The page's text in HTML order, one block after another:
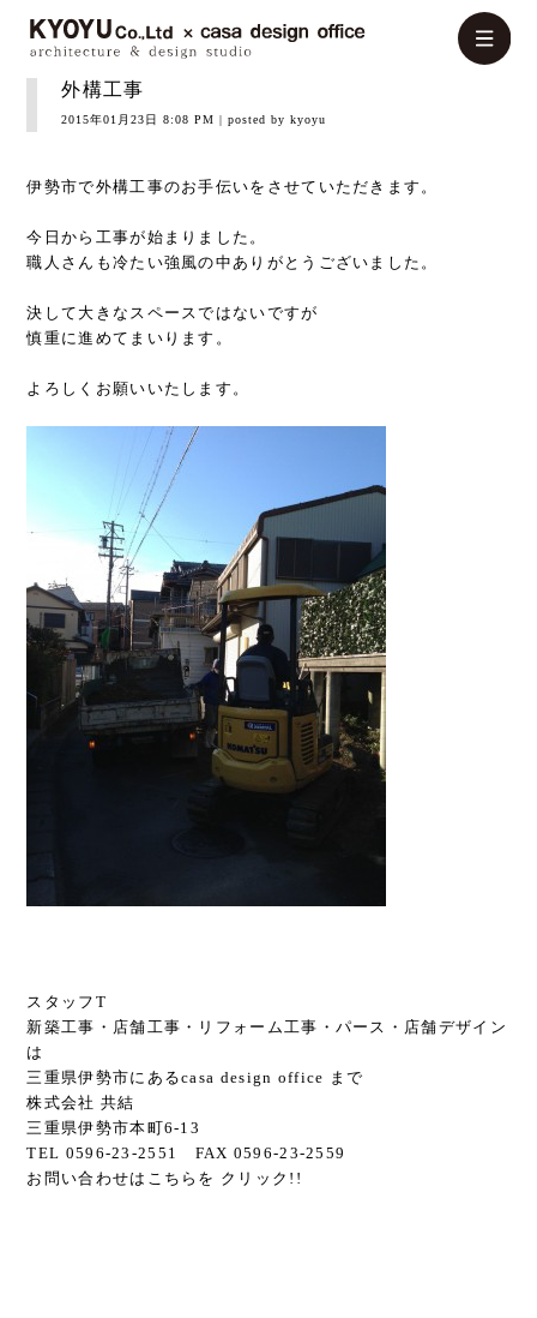
外構工事
2015年01月23日 8:08 PM | posted by kyoyu
伊勢市で外構工事のお手伝いをさせていただきます。
今日から工事が始まりました。
職人さんも冷たい強風の中ありがとうございました。
決して大きなスペースではないですが
慎重に進めてまいります。
よろしくお願いいたします。
スタッフT
新築工事・店舗工事・リフォーム工事・パース・店舗デザイン
は
三重県伊勢市にあるcasa design office まで
株式会社 共結
三重県伊勢市本町6-13
TEL 0596-23-2551 FAX 0596-23-2559
お問い合わせはこちらを クリック!!